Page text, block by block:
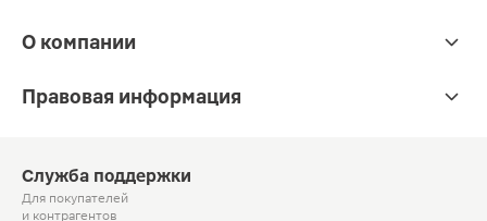
О компании
Правовая информация
Служба поддержки
Для покупателей
и контрагентов